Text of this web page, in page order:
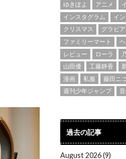
ゆきぽよ
アニメ
インスタグラム
イ
クリスマス
グラビア
ファミリーマート
レビュー
ローラ
山田優
工藤静香
漫画
私服 藤田ニ
週刊少年ジャンプ
過去の記事
August 2026 (9)